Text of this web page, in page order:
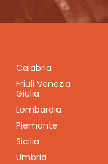
Calabria
Friuli Venezia
Giulia
Lombardia
Piemonte
Sicilia
Umbria